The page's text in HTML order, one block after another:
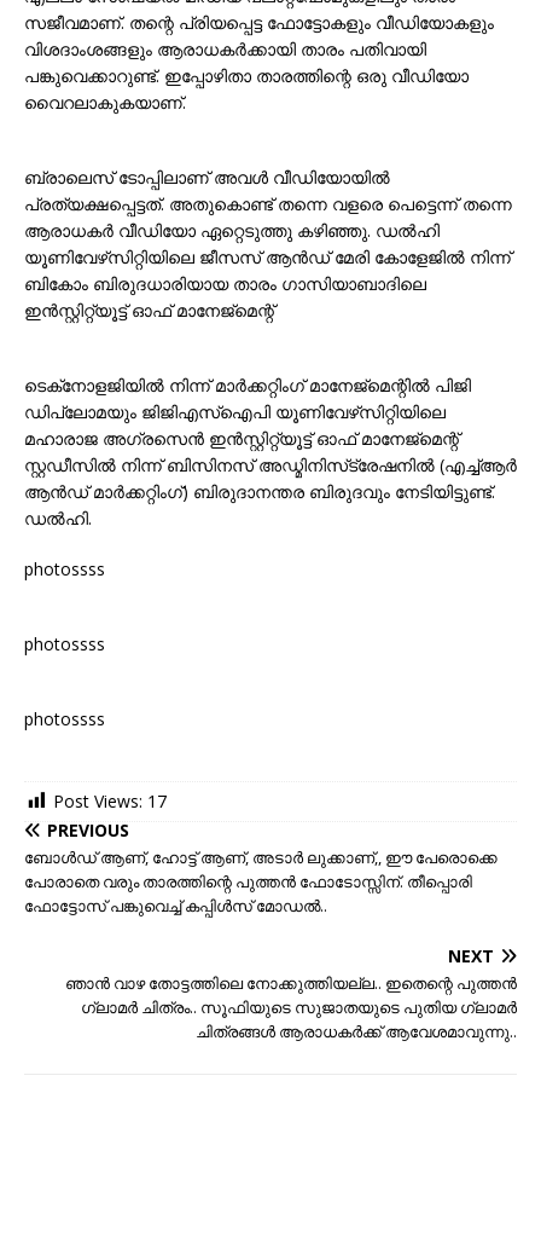
സജീവമാണ്. തന്റെ പ്രിയപ്പെട്ട ഫോട്ടോകളും വീഡിയോകളും
വിശദാംശങ്ങളും ആരാധകർക്കായി താരം പതിവായി
പങ്കുവെക്കാറുണ്ട്. ഇപ്പോഴിതാ താരത്തിന്റെ ഒരു വീഡിയോ
വൈറലാകുകയാണ്.
ബ്രാലെസ് ടോപ്പിലാണ് അവൾ വീഡിയോയിൽ
പ്രത്യക്ഷപ്പെട്ടത്. അതുകൊണ്ട് തന്നെ വളരെ പെട്ടെന്ന് തന്നെ
ആരാധകർ വീഡിയോ ഏറ്റെടുത്തു കഴിഞ്ഞു. ഡൽഹി
യൂണിവേഴ്‌സിറ്റിയിലെ ജീസസ് ആൻഡ് മേരി കോളേജിൽ നിന്ന്
ബികോം ബിരുദധാരിയായ താരം ഗാസിയാബാദിലെ
ഇൻസ്റ്റിറ്റ്യൂട്ട് ഓഫ് മാനേജ്‌മെന്റ്
ടെക്‌നോളജിയിൽ നിന്ന് മാർക്കറ്റിംഗ് മാനേജ്‌മെന്റിൽ പിജി
ഡിപ്ലോമയും ജിജിഎസ്ഐപി യൂണിവേഴ്‌സിറ്റിയിലെ
മഹാരാജ അഗ്രസെൻ ഇൻസ്റ്റിറ്റ്യൂട്ട് ഓഫ് മാനേജ്‌മെന്റ്
സ്റ്റഡീസിൽ നിന്ന് ബിസിനസ് അഡ്മിനിസ്‌ട്രേഷനിൽ (എച്ച്ആർ
ആൻഡ് മാർക്കറ്റിംഗ്) ബിരുദാനന്തര ബിരുദവും നേടിയിട്ടുണ്ട്.
ഡൽഹി.
photossss
photossss
photossss
Post Views: 17
PREVIOUS
ബോള്‍ഡ് ആണ്, ഹോട്ട് ആണ്, അടാര്‍ ലുക്കാണ്,, ഈ പേരൊക്കെ
പോരാതെ വരും താരത്തിന്റെ പുത്തന്‍ ഫോടോസ്സിന്. തീപ്പൊരി
ഫോട്ടോസ് പങ്കുവെച്ച് കപ്പിള്‍സ് മോഡല്‍..
NEXT
ഞാന്‍ വാഴ തോട്ടത്തിലെ നോക്കുത്തിയല്ല.. ഇതെന്റെ പുത്തന്‍
ഗ്ലാമര്‍ ചിത്രം.. സൂഫിയുടെ സുജാതയുടെ പുതിയ ഗ്ലാമർ
ചിത്രങ്ങൾ ആരാധകർക്ക് ആവേശമാവുന്നു..